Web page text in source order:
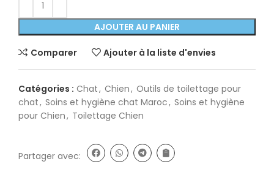
AJOUTER AU PANIER
Comparer Ajouter à la liste d'envies
Catégories : Chat, Chien, Outils de toilettage pour
chat, Soins et hygiène chat Maroc, Soins et hygiène
pour Chien, Toilettage Chien
Partager avec: